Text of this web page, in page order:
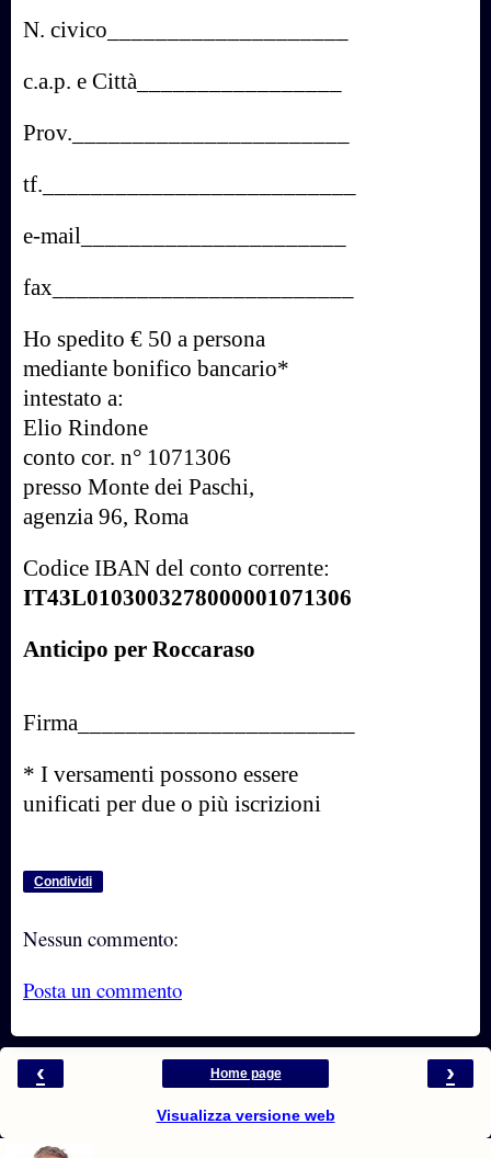
N. civico____________________
c.a.p. e Città_________________
Prov._______________________
tf.__________________________
e-mail______________________
fax_________________________
Ho spedito € 50 a persona
mediante bonifico bancario*
intestato a:
Elio Rindone
conto cor. n° 1071306
presso Monte dei Paschi,
agenzia 96, Roma
Codice IBAN del conto corrente:
IT43L0103003278000001071306
Anticipo per Roccaraso
Firma_______________________
* I versamenti possono essere
unificati per due o più iscrizioni
Condividi
Nessun commento:
Posta un commento
‹ ›
Home page
Visualizza versione web